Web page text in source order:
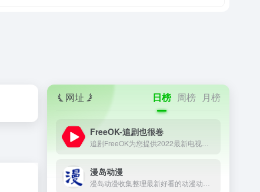
网址 日榜 周榜 月榜
FreeOK-追剧也很卷
漫岛动漫